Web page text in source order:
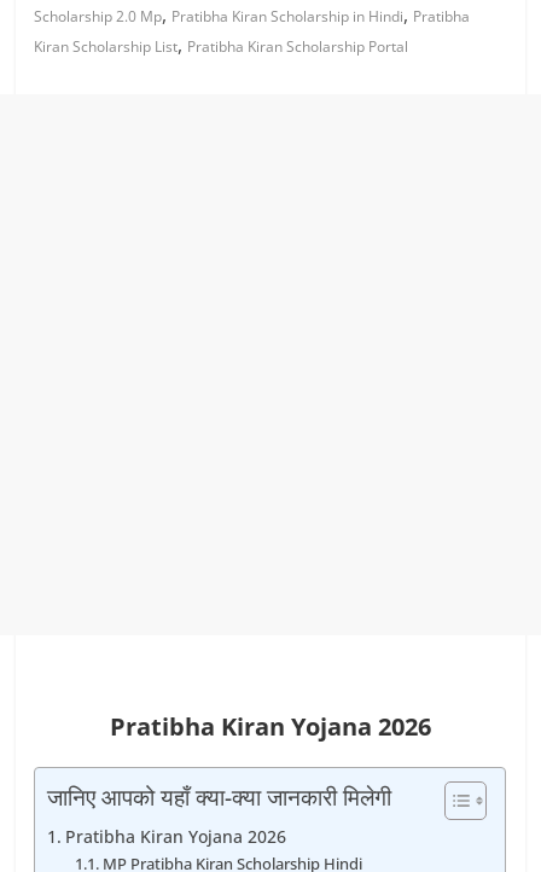
Scholarship 2.0 Mp, Pratibha Kiran Scholarship in Hindi, Pratibha
Kiran Scholarship List, Pratibha Kiran Scholarship Portal
Pratibha Kiran Yojana 2026
जानिए आपको यहाँ क्या-क्या जानकारी मिलेगी
Pratibha Kiran Yojana 2026
MP Pratibha Kiran Scholarship Hindi